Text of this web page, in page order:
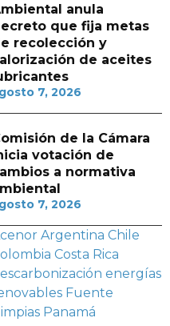
anula
que fija metas
recolección y
de aceites
7, 2026
de la Cámara
votación de
a normativa
7, 2026
Argentina Chile
Costa Rica
energías
Fuente
Panamá